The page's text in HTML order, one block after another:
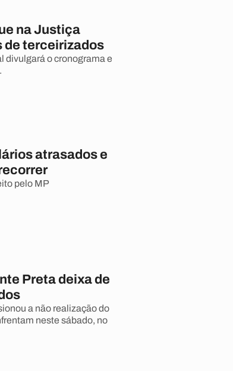
na Justiça
de terceirizados
divulgará o cronograma e
atrasados e
pelo MP
Preta deixa de
a não realização do
neste sábado, no